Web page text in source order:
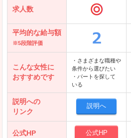
テンプスタッフ
アパレル転職なび
求人数
平均的な給与額
※5段階評価
こんな女性に
おすすめです
・さまざまな職種や
条件から選びたい
・パートを探して
いる
説明への
リンク
説明へ
公式HP 公式HP